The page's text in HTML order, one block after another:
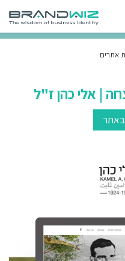
אתרים
| אלי כהן ז"ל
באתר